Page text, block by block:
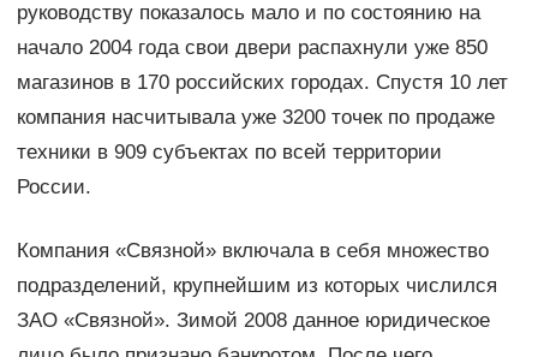
руководству показалось мало и по состоянию на
начало 2004 года свои двери распахнули уже 850
магазинов в 170 российских городах. Спустя 10 лет
компания насчитывала уже 3200 точек по продаже
техники в 909 субъектах по всей территории
России.
Компания «Связной» включала в себя множество
подразделений, крупнейшим из которых числился
ЗАО «Связной». Зимой 2008 данное юридическое